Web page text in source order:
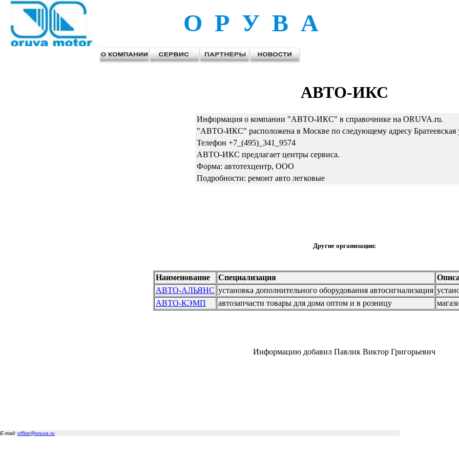
О Р У В А
АВТО-ИКС
Информация о компании "АВТО-ИКС" в справочнике на ORUVA.ru.
"АВТО-ИКС" расположена в Москве по следующему адресу Братеевская
Телефон +7_(495)_341_9574
АВТО-ИКС предлагает центры сервиса.
Форма: автотехцентр, ООО
Подробности: ремонт авто легковые
Другие организации:
Наименование Специализация
АВТО-АЛЬЯНС установка дополнительного оборудования автосигнализация
АВТО-КЭМП
автозапчасти товары для дома оптом и в розницу
Информацию добавил Павлик Виктор Григорьевич
E-mail: office@oruva.ru